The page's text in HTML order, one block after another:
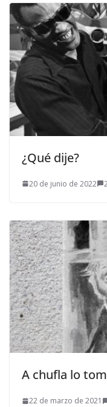
¿Qué dije?
20 de junio de 2022
A chufla lo
22 de marzo de 2021